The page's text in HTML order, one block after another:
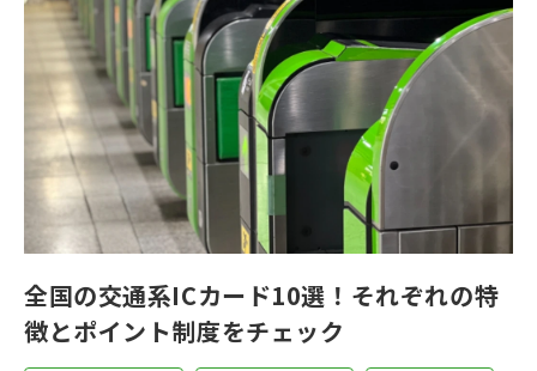
全国の交通系ICカード10選！それぞれの特
徴とポイント制度をチェック